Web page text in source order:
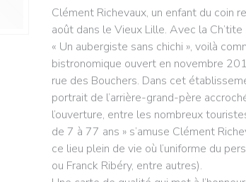
Clément Richevaux, un enfant du coin
août dans le Vieux Lille. Avec la
« Un aubergiste sans chichi », voilà
bistronomique ouvert en novembre
rue des Bouchers. Dans cet
portrait de l’arrière-grand-père
l’ouverture, entre les nombreux
de 7 à 77 ans » s’amuse Clément
ce lieu plein de vie où l’uniforme du
ou Franck Ribéry, entre autres).